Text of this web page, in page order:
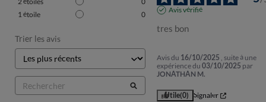
1étoile 0
Trier les avis
Avis vérifié
tres bon
Avis du 16/10/2025 , suite à une
expérience du03/10/2025 par
JONATHAN M.
Utile(0) Signaler